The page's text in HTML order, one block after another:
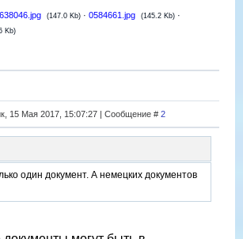
(147.0 Kb) · 0584661.jpg (145.2 Kb) ·
Kb)
15 Мая 2017, 15:07:27 | Сообщение # 2
один документ. А немецких документов